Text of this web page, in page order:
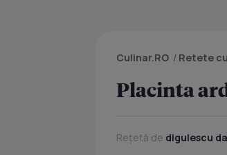
Culinar.RO / Retete
Placinta
Rețetă de digulescu